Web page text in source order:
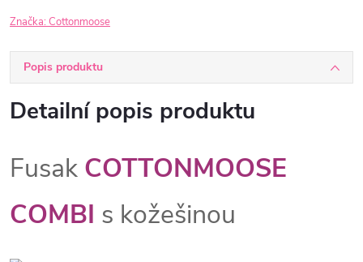
Značka: Cottonmoose
Popis produktu
Detailní popis produktu
Fusak COTTONMOOSE
COMBI s kožešinou